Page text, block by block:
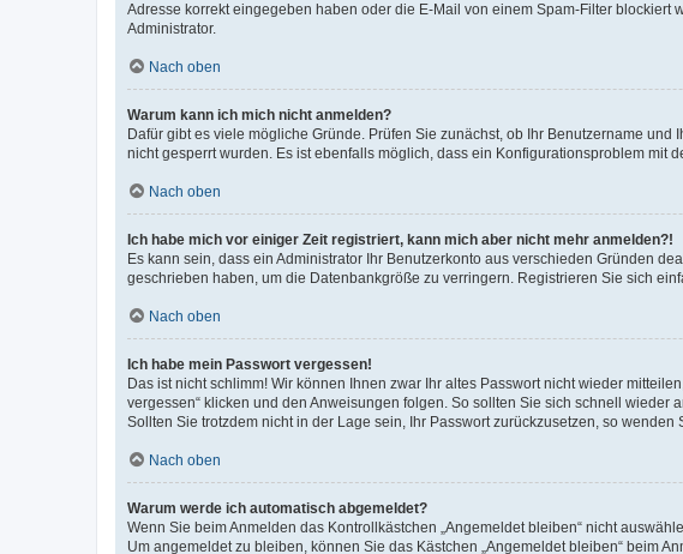
Adresse korrekt eingegeben haben oder die E-Mail von einem Spam-Filter
Administrator.
Nach oben
Warum kann ich mich nicht anmelden?
Dafür gibt es viele mögliche Gründe. Prüfen Sie zunächst, ob Ihr Benutzername
nicht gesperrt wurden. Es ist ebenfalls möglich, dass ein Konfigurationsproblem mit
Nach oben
Ich habe mich vor einiger Zeit registriert, kann mich aber nicht mehr anmelden?!
Es kann sein, dass ein Administrator Ihr Benutzerkonto aus verschieden Gründen
geschrieben haben, um die Datenbankgröße zu verringern. Registrieren Sie sich
Nach oben
Ich habe mein Passwort vergessen!
Das ist nicht schlimm! Wir können Ihnen zwar Ihr altes Passwort nicht wieder
vergessen“ klicken und den Anweisungen folgen. So sollten Sie sich schnell wieder
Sollten Sie trotzdem nicht in der Lage sein, Ihr Passwort zurückzusetzen, so
Nach oben
Warum werde ich automatisch abgemeldet?
Wenn Sie beim Anmelden das Kontrollkästchen „Angemeldet bleiben“ nicht
Um angemeldet zu bleiben, können Sie das Kästchen „Angemeldet bleiben“ beim